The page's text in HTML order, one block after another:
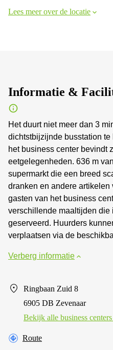
Lees meer over de locatie
Informatie &
Het duurt niet meer dan 3
dichtstbijzijnde busstation
het business center bevindt
eetgelegenheden. 636 m
supermarkt die een breed
dranken en andere artikelen
gasten van het business
verschillende maaltijden die
geserveerd. Huurders
verplaatsen via de
Verberg informatie
Ringbaan Zuid 8
6905 DB Zevenaar
Bekijk alle business
Route